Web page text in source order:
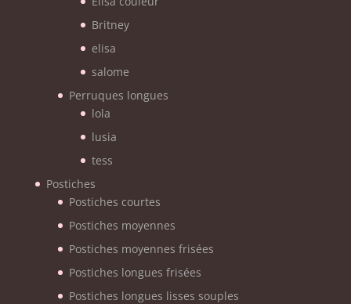
Britney
elisa
salome
Perruques longues
lola
lusia
tess
Postiches
Postiches courtes
Postiches moyennes
Postiches moyennes frisées
Postiches longues frisées
Postiches longues lisses souples